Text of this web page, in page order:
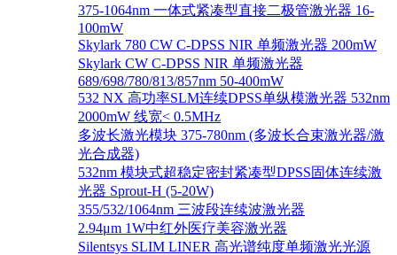
375-1064nm 一体式紧凑型直接二极管激光器 16-
100mW
Skylark 780 CW C-DPSS NIR 单频激光器 200mW
Skylark CW C-DPSS NIR 单频激光器
689/698/780/813/857nm 50-400mW
532 NX 高功率SLM连续DPSS单纵模激光器 532nm
2000mW 线宽< 0.5MHz
多波长激光模块 375-780nm (多波长合束激光器/激
光合成器)
532nm 模块式超稳定密封紧凑型DPSS固体连续激
光器 Sprout-H (5-20W)
355/532/1064nm 三波段连续波激光器
2.94μm 1W中红外医疗美容激光器
Silentsys SLIM LINER 高光谱纯度单频激光光源